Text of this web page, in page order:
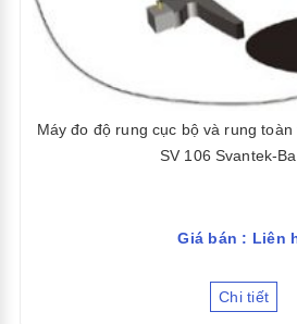
Máy đo độ rung cục bộ và rung
SV 106 Svantek-
Giá bán : Liên
Chi tiết